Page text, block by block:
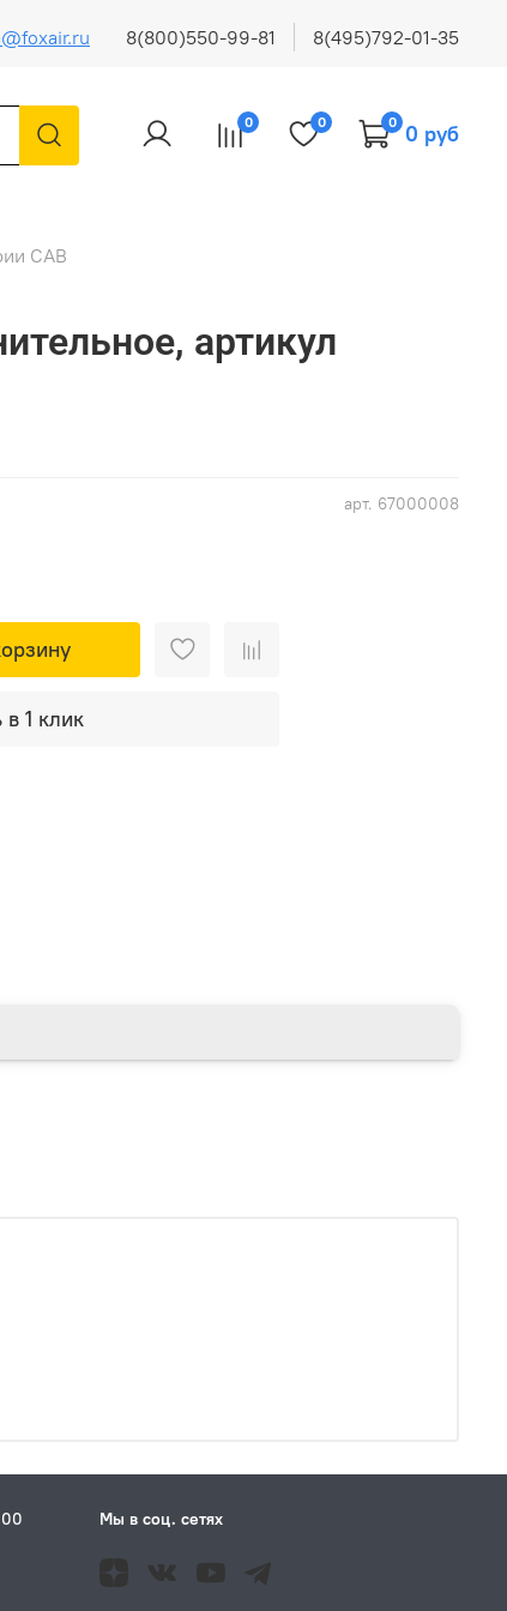
8(800)550-99-81 8(495)792-01-35
0 0 0 0 руб
CAB
арт. 67000008
артикул
в 1 клик
Мы в соц. сетях